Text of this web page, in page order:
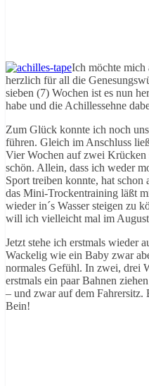
Ich möchte mich
herzlich für all die
sieben (7) Wochen ist es nun
habe und die Achillessehne
Zum Glück konnte ich noch
führen. Gleich im Anschluss
Vier Wochen auf zwei Krücken
schön. Allein, dass ich weder
Sport treiben konnte, hat schon
das Mini-Trockentraining läßt
wieder in´s Wasser steigen zu
will ich vielleicht mal im August
Jetzt stehe ich erstmals wieder
Wackelig wie ein Baby zwar
normales Gefühl. In zwei, drei
erstmals ein paar Bahnen
– und zwar auf dem Fahrersitz.
Bein!